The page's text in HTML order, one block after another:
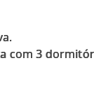
com 3